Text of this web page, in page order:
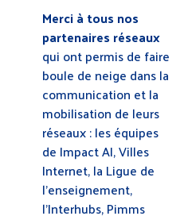
Merci à tous nos
partenaires réseaux
qui ont permis de faire
boule de neige dans la
communication et la
mobilisation de leurs
réseaux : les équipes
de Impact AI, Villes
Internet, la Ligue de
l’enseignement,
l’Interhubs, Pimms